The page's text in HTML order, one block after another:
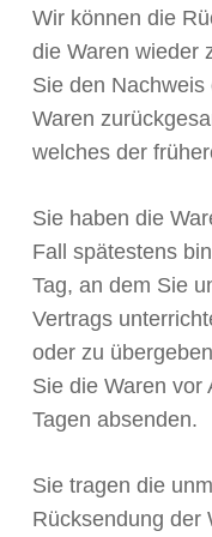
Wir können die
die Waren wieder
Sie den
Waren
welches der
Sie haben die
Fall spätestens
Tag, an dem Sie
Vertrags
oder zu
Sie die Waren vor
Tagen absenden.
Sie tragen die
Rücksendung der